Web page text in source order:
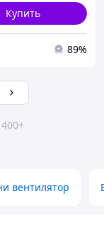
Купить
89%
вентилятор